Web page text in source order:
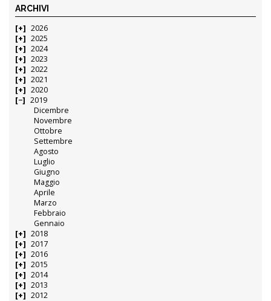
ARCHIVI
2026
2025
2024
2023
2022
2021
2020
2019
Dicembre
Novembre
Ottobre
Settembre
Agosto
Luglio
Giugno
Maggio
Aprile
Marzo
Febbraio
Gennaio
2018
2017
2016
2015
2014
2013
2012